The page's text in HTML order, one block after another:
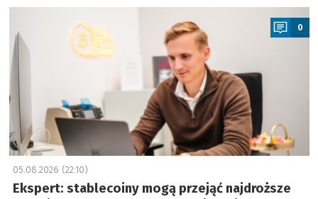
a
0
05.08.2026 (22:10)
Ekspert: stablecoiny mogą przejąć najdroższe